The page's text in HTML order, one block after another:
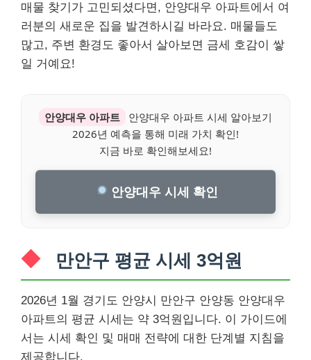
매물 찾기가 고민되셨다면, 안양대우 아파트에서 여
러분의 새로운 집을 발견하시길 바라요. 매물들도
많고, 주변 환경도 좋아서 살아보면 금세 호감이 쌓
일 거예요!
안양대우 아파트
안양대우 아파트 시세 알아보기
2026년 예측을 통해 미래 가치 확인!
지금 바로 확인해보세요!
안양대우 시세 확인
만안구 평균 시세 3억원
2026년 1월 경기도 안양시 만안구 안양동 안양대우
아파트의 평균 시세는 약 3억원입니다. 이 가이드에
서는 시세 확인 및 매매 전략에 대한 단계별 지침을
제공합니다.